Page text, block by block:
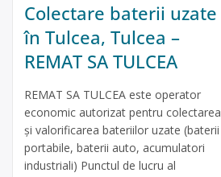
Colectare baterii uzate
în Tulcea, Tulcea –
REMAT SA TULCEA
REMAT SA TULCEA este operator
economic autorizat pentru colectarea
și valorificarea bateriilor uzate (baterii
portabile, baterii auto, acumulatori
industriali) Punctul de lucru al